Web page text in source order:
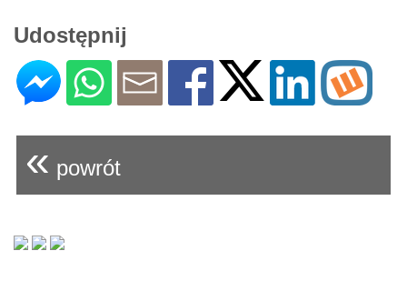
Udostępnij
« powrót